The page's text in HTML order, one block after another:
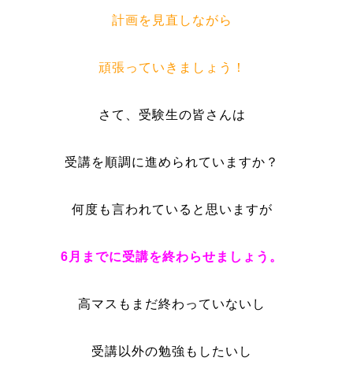
計画を見直しながら
頑張っていきましょう！
さて、受験生の皆さんは
受講を順調に進められていますか？
何度も言われていると思いますが
6月までに受講を終わらせましょう。
高マスもまだ終わっていないし
受講以外の勉強もしたいし